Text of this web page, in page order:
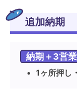
追加納期
納期＋3営業
1ヶ所押し